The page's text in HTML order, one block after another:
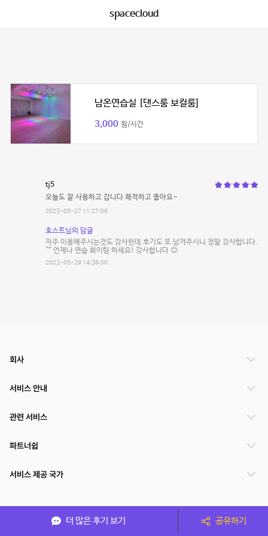
spacecloud
남온연습실 [댄스룸 보컬룸]
3,000 원/시간
tj5
오늘도 잘 사용하고 갑니다 쾌적하고 좋아요~
2023-05-27 11:27:06
호스트님의 답글
자주 이용해주시는것도 감사한데 후기도 또 남겨주시니 정말 감사합니다.
^^ 언제나 연습 화이팅 하세요! 감사합니다 😊
2023-05-29 14:38:00
더 많은 후기 보기 공유하기
회사
서비스 안내
관련 서비스
파트너쉽
서비스 제공 국가
(주)NSPACE 사업자정보